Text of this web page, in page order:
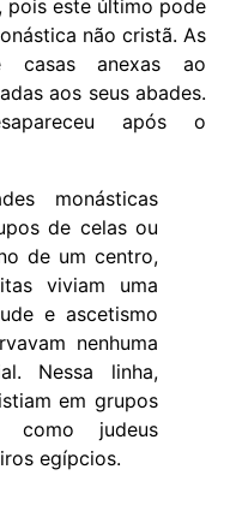
pois este último pode
não cristã. As
casas anexas ao
aos seus abades.
após o
monásticas
de celas ou
de um centro,
viviam uma
e ascetismo
nenhuma
Nessa linha,
em grupos
como judeus
egípcios.